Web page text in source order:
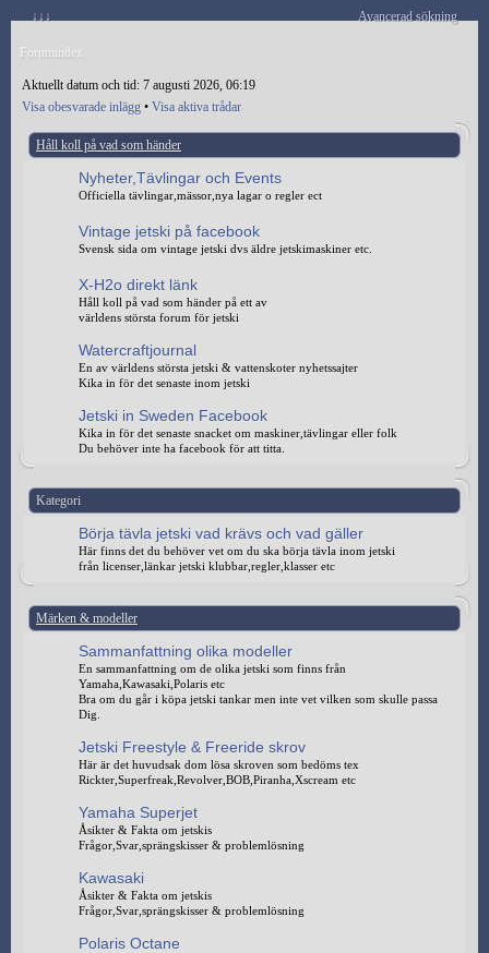
↓↓↓ Avancerad sökning
Forumindex
Aktuellt datum och tid: 7 augusti 2026, 06:19
Visa obesvarade inlägg • Visa aktiva trådar
Håll koll på vad som händer
Nyheter,Tävlingar och Events
Officiella tävlingar,mässor,nya lagar o regler ect
Vintage jetski på facebook
Svensk sida om vintage jetski dvs äldre jetskimaskiner etc.
X-H2o direkt länk
Håll koll på vad som händer på ett av
världens största forum för jetski
Watercraftjournal
En av världens största jetski & vattenskoter nyhetssajter
Kika in för det senaste inom jetski
Jetski in Sweden Facebook
Kika in för det senaste snacket om maskiner,tävlingar eller folk
Du behöver inte ha facebook för att titta.
Kategori
Börja tävla jetski vad krävs och vad gäller
Här finns det du behöver vet om du ska börja tävla inom jetski
från licenser,länkar jetski klubbar,regler,klasser etc
Märken & modeller
Sammanfattning olika modeller
En sammanfattning om de olika jetski som finns från
Yamaha,Kawasaki,Polaris etc
Bra om du går i köpa jetski tankar men inte vet vilken som skulle passa
Dig.
Jetski Freestyle & Freeride skrov
Här är det huvudsak dom lösa skroven som bedöms tex
Rickter,Superfreak,Revolver,BOB,Piranha,Xscream etc
Yamaha Superjet
Åsikter & Fakta om jetskis
Frågor,Svar,sprängskisser & problemlösning
Kawasaki
Åsikter & Fakta om jetskis
Frågor,Svar,sprängskisser & problemlösning
Polaris Octane